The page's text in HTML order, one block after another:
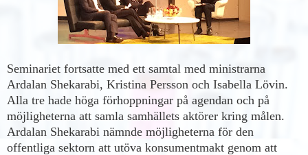
Seminariet fortsatte med ett samtal med ministrarna
Ardalan Shekarabi, Kristina Persson och Isabella Lövin.
Alla tre hade höga förhoppningar på agendan och på
möjligheterna att samla samhällets aktörer kring målen.
Ardalan Shekarabi nämnde möjligheterna för den
offentliga sektorn att utöva konsumentmakt genom att